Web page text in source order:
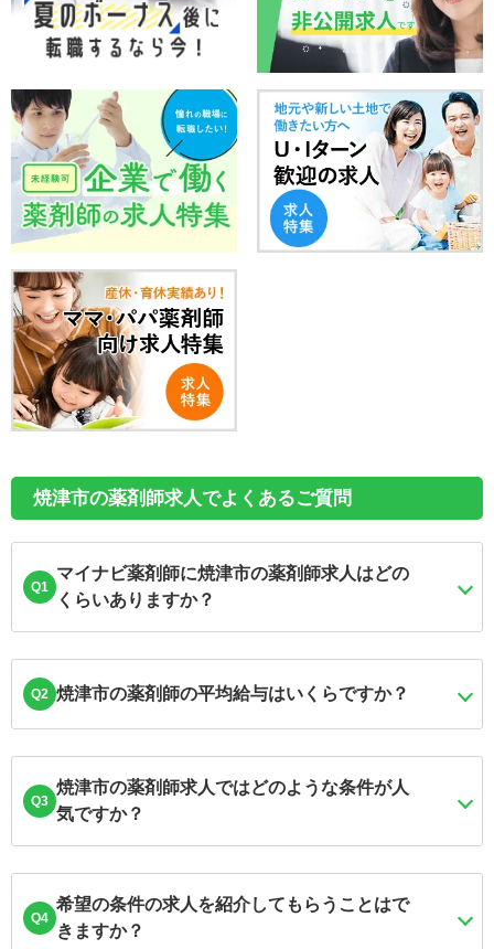
焼津市の薬剤師求人でよくあるご質問
Q1
マイナビ薬剤師に焼津市の薬剤師求人はどの
くらいありますか？
Q2 焼津市の薬剤師の平均給与はいくらですか？
Q3
焼津市の薬剤師求人ではどのような条件が人
気ですか？
Q4
希望の条件の求人を紹介してもらうことはで
きますか？